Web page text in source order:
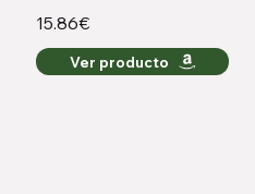
15.86€
Ver producto